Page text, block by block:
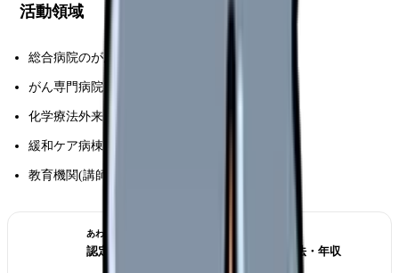
活動領域
総合病院のがん病棟
がん専門病院
化学療法外来
緩和ケア病棟
教育機関(講師)
あわせて読みたい
認定看護師完全ガイド｜分野別・取得方法・年収